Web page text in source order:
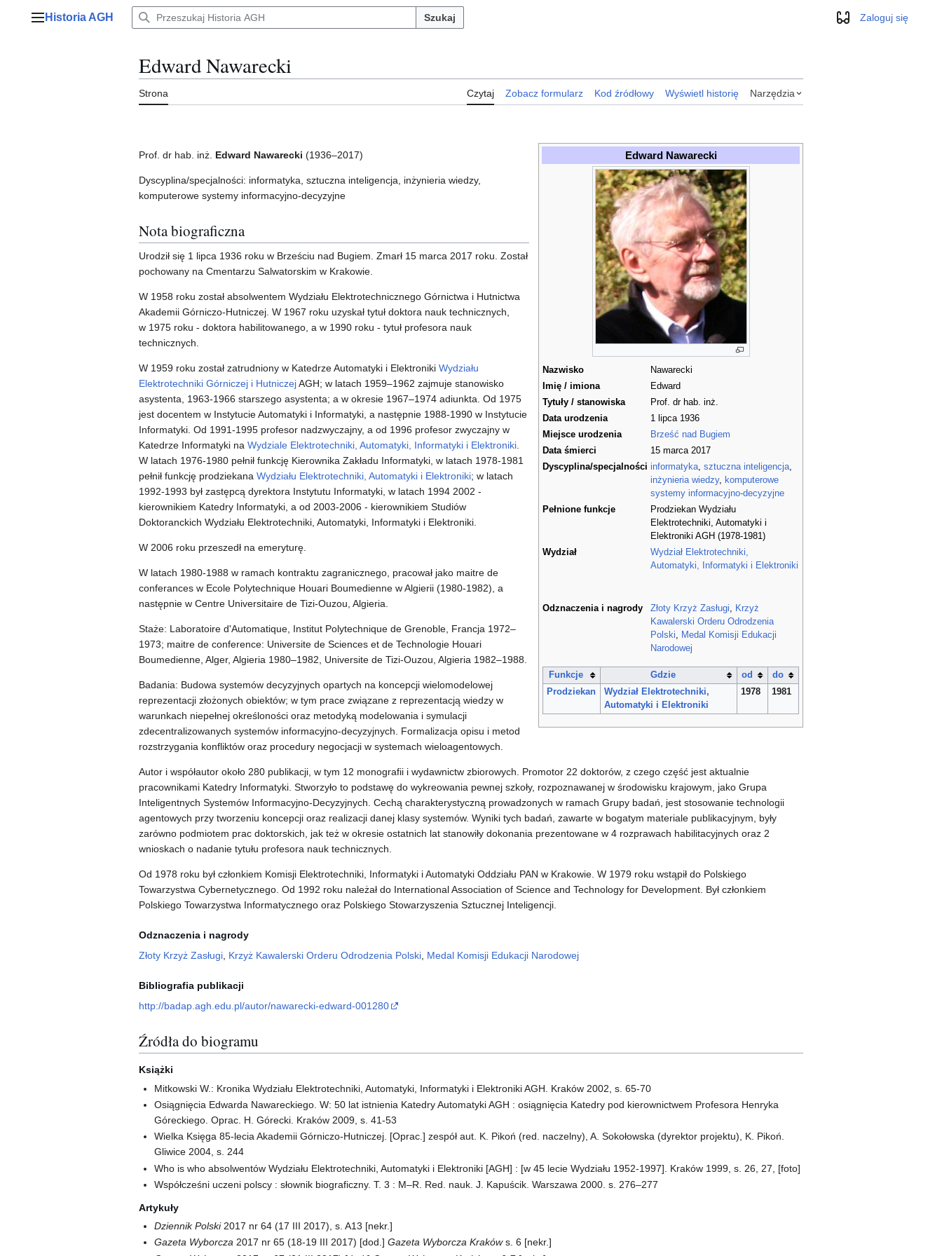
Menu główne
Historia AGH Szukaj WyglądZaloguj się
Edward Nawarecki
Strona Czytaj Zobacz formularz Kod źródłowy Wyświetl historię Narzędzia
Edward Nawarecki
Nazwisko
Nawarecki
Imię / imiona
Edward
Tytuły / stanowiska
Prof. dr hab. inż.
Data urodzenia
1 lipca 1936
Miejsce urodzenia
Brześć nad Bugiem
Data śmierci
15 marca 2017
Dyscyplina/specjalności informatyka sztuczna inteligencja
inżynieria wiedzy,
komputerowe
systemy informacyjno-decyzyjne
Pełnione funkcje
Prodziekan Wydziału
Elektrotechniki, Automatyki i
Elektroniki AGH (1978-1981)
Wydział
Wydział Elektrotechniki,
Automatyki, Informatyki i Elektroniki
Odznaczenia i nagrody Złoty Krzyż Zasługi
Krzyż
Kawalerski Orderu Odrodzenia
Polski
Medal Komisji Edukacji
Narodowej
Funkcje Gdzie od
do
Prodziekan
Wydział Elektrotechniki,
Automatyki i Elektroniki
1978 1981
Prof. dr hab. inż. Edward Nawarecki (1936–2017)
Dyscyplina/specjalności: informatyka, sztuczna inteligencja, inżynieria wiedzy,
komputerowe systemy informacyjno-decyzyjne
Nota biograficzna
Urodził się 1 lipca 1936 roku w Brześciu nad Bugiem. Zmarł 15 marca 2017 roku. Został
pochowany na Cmentarzu Salwatorskim w Krakowie.
W 1958 roku został absolwentem Wydziału Elektrotechnicznego Górnictwa i Hutnictwa
Akademii Górniczo-Hutniczej. W 1967 roku uzyskał tytuł doktora nauk technicznych,
w 1975 roku - doktora habilitowanego, a w 1990 roku - tytuł profesora nauk
technicznych.
W 1959 roku został zatrudniony w Katedrze Automatyki i Elektroniki Wydziału
Elektrotechniki Górniczej i HutniczejAGH; w latach 1959–1962 zajmuje stanowisko
asystenta, 1963-1966 starszego asystenta; a w okresie 1967–1974 adiunkta. Od 1975
jest docentem w Instytucie Automatyki i Informatyki, a następnie 1988-1990 w Instytucie
Informatyki. Od 1991-1995 profesor nadzwyczajny, a od 1996 profesor zwyczajny w
Katedrze Informatyki na Wydziale Elektrotechniki, Automatyki, Informatyki i Elektroniki
W latach 1976-1980 pełnił funkcję Kierownika Zakładu Informatyki, w latach 1978-1981
pełnił funkcję prodziekana Wydziału Elektrotechniki, Automatyki i Elektroniki; w latach
1992-1993 był zastępcą dyrektora Instytutu Informatyki, w latach 1994 2002 -
kierownikiem Katedry Informatyki, a od 2003-2006 - kierownikiem Studiów
Doktoranckich Wydziału Elektrotechniki, Automatyki, Informatyki i Elektroniki.
W 2006 roku przeszedł na emeryturę.
W latach 1980-1988 w ramach kontraktu zagranicznego, pracował jako maitre de
conferances w Ecole Polytechnique Houari Boumedienne w Algierii (1980-1982), a
następnie w Centre Universitaire de Tizi-Ouzou, Algieria.
Staże: Laboratoire d'Automatique, Institut Polytechnique de Grenoble, Francja 1972–
1973; maitre de conference: Universite de Sciences et de Technologie Houari
Boumedienne, Alger, Algieria 1980–1982, Universite de Tizi-Ouzou, Algieria 1982–1988.
Badania: Budowa systemów decyzyjnych opartych na koncepcji wielomodelowej
reprezentacji złożonych obiektów; w tym prace związane z reprezentacją wiedzy w
warunkach niepełnej określoności oraz metodyką modelowania i symulacji
zdecentralizowanych systemów informacyjno-decyzyjnych. Formalizacja opisu i metod
rozstrzygania konfliktów oraz procedury negocjacji w systemach wieloagentowych.
Autor i współautor około 280 publikacji, w tym 12 monografii i wydawnictw zbiorowych. Promotor 22 doktorów, z czego część jest aktualnie
pracownikami Katedry Informatyki. Stworzyło to podstawę do wykreowania pewnej szkoły, rozpoznawanej w środowisku krajowym, jako Grupa
Inteligentnych Systemów Informacyjno-Decyzyjnych. Cechą charakterystyczną prowadzonych w ramach Grupy badań, jest stosowanie technologii
agentowych przy tworzeniu koncepcji oraz realizacji danej klasy systemów. Wyniki tych badań, zawarte w bogatym materiale publikacyjnym, były
zarówno podmiotem prac doktorskich, jak też w okresie ostatnich lat stanowiły dokonania prezentowane w 4 rozprawach habilitacyjnych oraz 2
wnioskach o nadanie tytułu profesora nauk technicznych.
Od 1978 roku był członkiem Komisji Elektrotechniki, Informatyki i Automatyki Oddziału PAN w Krakowie. W 1979 roku wstąpił do Polskiego
Towarzystwa Cybernetycznego. Od 1992 roku należał do International Association of Science and Technology for Development. Był członkiem
Polskiego Towarzystwa Informatycznego oraz Polskiego Stowarzyszenia Sztucznej Inteligencji.
Odznaczenia i nagrody
Złoty Krzyż Zasługi Krzyż Kawalerski Orderu Odrodzenia Polski Medal Komisji Edukacji Narodowej
Bibliografia publikacji
http://badap.agh.edu.pl/autor/nawarecki-edward-001280
Źródła do biogramu
Książki
Mitkowski W.: Kronika Wydziału Elektrotechniki, Automatyki, Informatyki i Elektroniki AGH. Kraków 2002, s. 65-70
Osiągnięcia Edwarda Nawareckiego. W: 50 lat istnienia Katedry Automatyki AGH : osiągnięcia Katedry pod kierownictwem Profesora Henryka
Góreckiego. Oprac. H. Górecki. Kraków 2009, s. 41-53
Wielka Księga 85-lecia Akademii Górniczo-Hutniczej. [Oprac.] zespół aut. K. Pikoń (red. naczelny), A. Sokołowska (dyrektor projektu), K. Pikoń.
Gliwice 2004, s. 244
Who is who absolwentów Wydziału Elektrotechniki, Automatyki i Elektroniki [AGH] : [w 45 lecie Wydziału 1952-1997]. Kraków 1999, s. 26, 27, [foto]
Współcześni uczeni polscy : słownik biograficzny. T. 3 : M–R. Red. nauk. J. Kapuścik. Warszawa 2000. s. 276–277
Artykuły
Dziennik Polski2017 nr 64 (17 III 2017), s. A13 [nekr.]
Gazeta Wyborcza 2017 nr 65 (18-19 III 2017) [dod.]Gazeta Wyborcza Krakóws. 6 [nekr.]